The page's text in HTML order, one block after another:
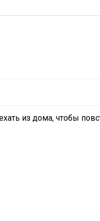
из дома, чтобы